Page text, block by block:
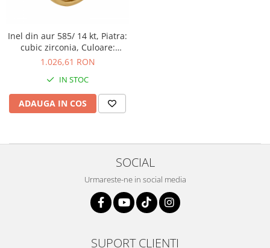
Inel din aur 585/ 14 kt, Piatra:
cubic zirconia, Culoare:
transparenta
1.026,61 RON
IN STOC
ADAUGA IN COS
SOCIAL
Urmareste-ne in social media
SUPORT CLIENTI